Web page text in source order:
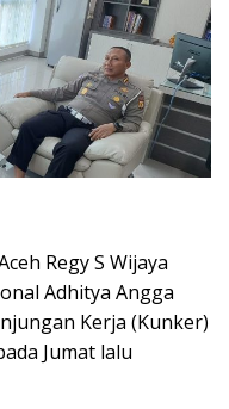
Regy S Wijaya
Adhitya Angga
Kerja (Kunker)
Jumat lalu